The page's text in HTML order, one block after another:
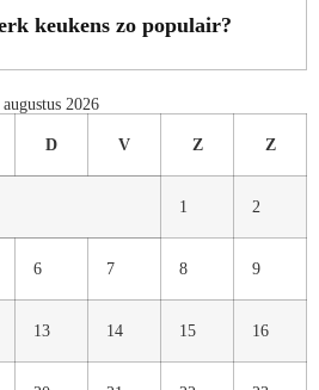
keukens zo populair?
augustus 2026
D V Z Z
1 2
6 7 8 9
13 14 15 16